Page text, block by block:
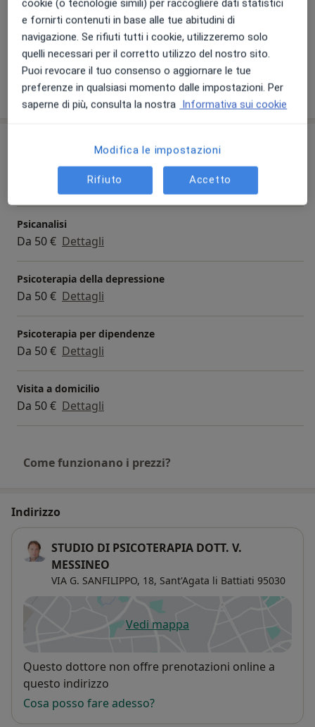
Principali patologie trattate
Obesità Stress Anoressia
Dipendenza
Sindrome da burnout
+11a11y_sr_more_diseases
Mostra dettaglisull'esperienza
Prestazioni e prezzi
Psicoterapia
Dettagli
Psicanalisi
Da 50 € Dettagli
Psicoterapia della depressione
Da 50 € Dettagli
Psicoterapia per dipendenze
Da 50 € Dettagli
Visita a domicilio
Da 50 € Dettagli
Come funzionano i prezzi?
Indirizzo
STUDIO DI PSICOTERAPIA DOTT. V.
MESSINEO
VIA G. SANFILIPPO, 18, Sant'Agata li Battiati 95030
Vedi mappasi apre in una nuova scheda
Disponibilità
Questo dottore non offre prenotazioni online a
questo indirizzo
Cosa posso fare adesso?
cookie (o tecnologie simili) per raccogliere dati statistici
e fornirti contenuti in base alle tue abitudini di
navigazione. Se rifiuti tutti i cookie, utilizzeremo solo
quelli necessari per il corretto utilizzo del nostro sito.
Puoi revocare il tuo consenso o aggiornare le tue
preferenze in qualsiasi momento dalle impostazioni. Per
saperne di più, consulta la nostra Informativa sui cookie
Modifica le impostazioni
Rifiuto Accetto